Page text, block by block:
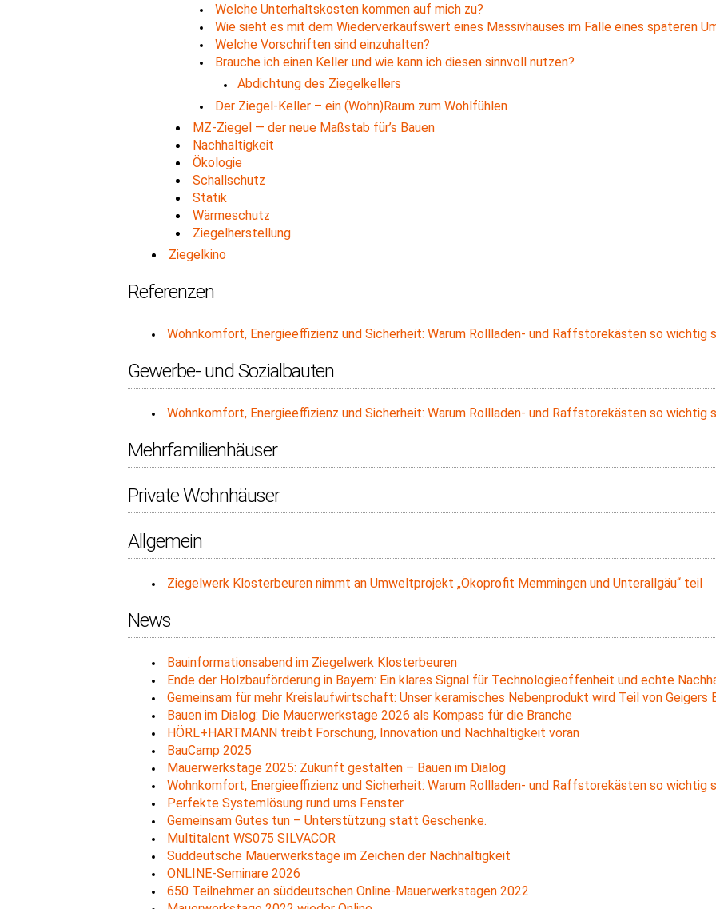
Welche Unterhaltskosten kommen auf mich zu?
Wie sieht es mit dem Wiederverkaufswert eines Massivhauses im Falle eines späteren
Welche Vorschriften sind einzuhalten?
Brauche ich einen Keller und wie kann ich diesen sinnvoll nutzen?
Abdichtung des Ziegelkellers
Der Ziegel-Keller – ein (Wohn)Raum zum Wohlfühlen
MZ-Ziegel — der neue Maßstab für’s Bauen
Nachhaltigkeit
Ökologie
Schallschutz
Statik
Wärmeschutz
Ziegelherstellung
Ziegelkino
Referenzen
Wohnkomfort, Energieeffizienz und Sicherheit: Warum Rollladen- und Raffstorekästen so wichtig
Gewerbe- und Sozialbauten
Wohnkomfort, Energieeffizienz und Sicherheit: Warum Rollladen- und Raffstorekästen so wichtig
Mehrfamilienhäuser
Private Wohnhäuser
Allgemein
Ziegelwerk Klosterbeuren nimmt an Umweltprojekt „Ökoprofit Memmingen und Unterallgäu“ teil
News
Bauinformationsabend im Ziegelwerk Klosterbeuren
Ende der Holzbauförderung in Bayern: Ein klares Signal für Technologieoffenheit und echte
Gemeinsam für mehr Kreislaufwirtschaft: Unser keramisches Nebenprodukt wird Teil von
Bauen im Dialog: Die Mauerwerkstage 2026 als Kompass für die Branche
HÖRL+HARTMANN treibt Forschung, Innovation und Nachhaltigkeit voran
BauCamp 2025
Mauerwerkstage 2025: Zukunft gestalten – Bauen im Dialog
Wohnkomfort, Energieeffizienz und Sicherheit: Warum Rollladen- und Raffstorekästen so wichtig
Perfekte Systemlösung rund ums Fenster
Gemeinsam Gutes tun – Unterstützung statt Geschenke.
Multitalent WS075 SILVACOR
Süddeutsche Mauerwerkstage im Zeichen der Nachhaltigkeit
ONLINE-Seminare 2026
650 Teilnehmer an süddeutschen Online-Mauerwerkstagen 2022